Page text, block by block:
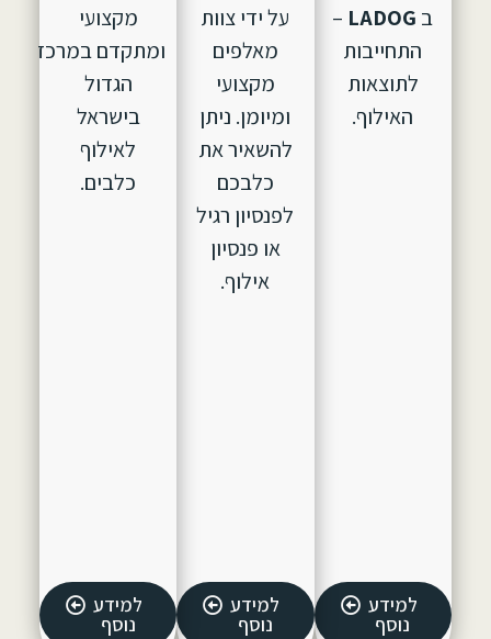
ב LADOG
–
התחייבות
לתוצאות
האילוף.
למידע
נוסף
על ידי צוות
מאלפים
מקצועי
ומיומן. ניתן
להשאיר את
כלבכם
לפנסיון רגיל
או פנסיון
אילוף.
למידע
נוסף
מקצועי
ומתקדם במרכז
הגדול
בישראל
לאילוף
כלבים.
למידע
נוסף